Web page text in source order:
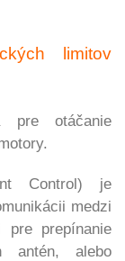
limitov
pre otáčanie
Control) je
medzi
pre prepínanie
antén, alebo